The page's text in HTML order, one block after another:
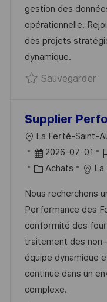
T
O
N
F
F
I
C
H
C
E
R
I
E
gestion des
opérationnelle.
des projets
dynamique.
Sauvegarder
Supplier
L
O
C
L
I
S
A
T
I
O
La Ferté-Saint-
D
A
E
D
’
A
F
F
I
2026-07-01
É
É
R
E
C
E
C
T
É
G
O
R
I
E
Achats La
Nous recherchons
Performance des
conformité des
traitement des
équipe dynamique
continue dans un
complexe.